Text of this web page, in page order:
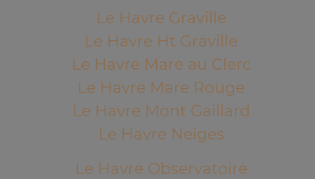
Le Havre Graville
Le Havre Ht Graville
Le Havre Mare au Clerc
Le Havre Mare Rouge
Le Havre Mont Gaillard
Le Havre Neiges
Le Havre Observatoire